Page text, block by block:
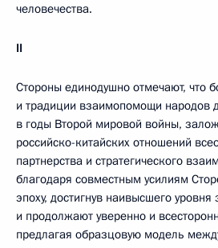
человечества.
II
Стороны единодушно отмечают, что
и традиции взаимопомощи народов
в годы Второй мировой войны,
российско-китайских отношений
партнерства и стратегического
благодаря совместным усилиям
эпоху, достигнув наивысшего
и продолжают уверенно и
предлагая образцовую модель